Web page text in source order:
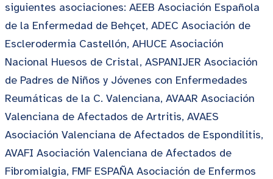
siguientes asociaciones: AEEB Asociación Española
de la Enfermedad de Behçet, ADEC Asociación de
Esclerodermia Castellón, AHUCE Asociación
Nacional Huesos de Cristal, ASPANIJER Asociación
de Padres de Niños y Jóvenes con Enfermedades
Reumáticas de la C. Valenciana, AVAAR Asociación
Valenciana de Afectados de Artritis, AVAES
Asociación Valenciana de Afectados de Espondilitis,
AVAFI Asociación Valenciana de Afectados de
Fibromialgia, FMF ESPAÑA Asociación de Enfermos